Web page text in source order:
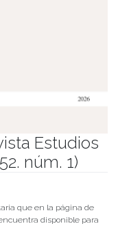
Estudios
núm. 1)
que en la página de
disponible para